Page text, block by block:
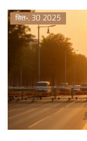
सित॰, 30 2025